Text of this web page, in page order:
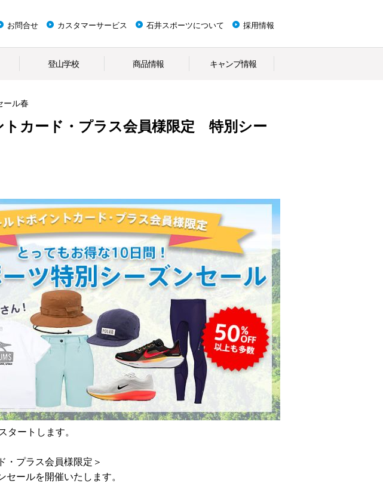
お問合せ カスタマーサービス 石井スポーツについて 採用情報
登山学校 商品情報 キャンプ情報
ール春
トカード・プラス会員様限定 特別シー
タートします。
・プラス会員様限定＞
ールを開催いたします。